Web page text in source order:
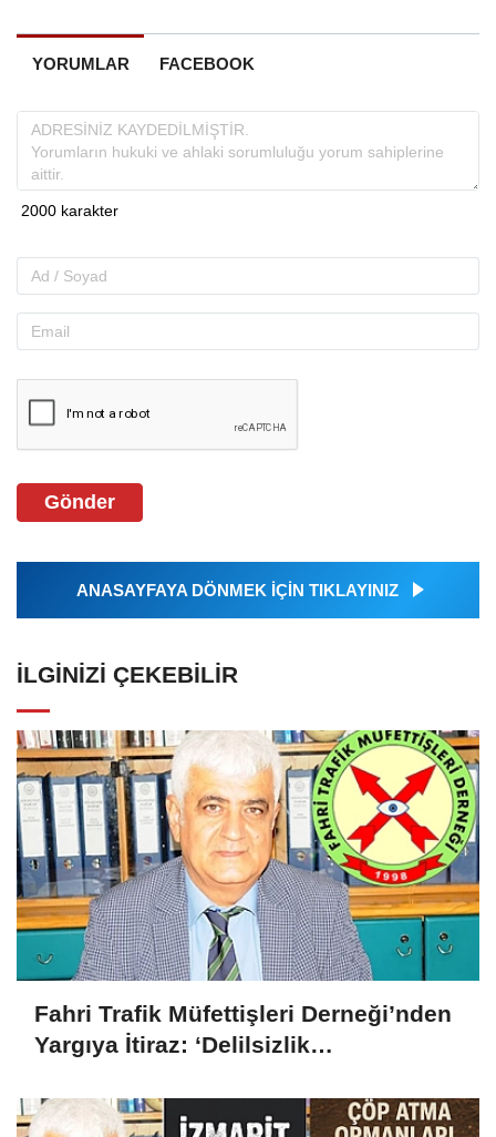
YORUMLAR FACEBOOK
Gönder
ANASAYFAYA DÖNMEK İÇİN TIKLAYINIZ
İLGINIZI ÇEKEBILIR
Fahri Trafik Müfettişleri Derneği’nden
Yargıya İtiraz: ‘Delilsizlik
Hukuksuzdur’